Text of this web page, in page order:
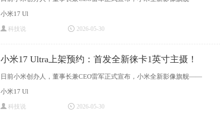
小米17 Ul
科技说 2026-05-30
小米17 Ultra上架预约：首发全新徕卡1英寸主摄！
日前小米创办人，董事长兼CEO雷军正式宣布，小米全新影像旗舰——
小米17 Ul
科技说 2026-05-30